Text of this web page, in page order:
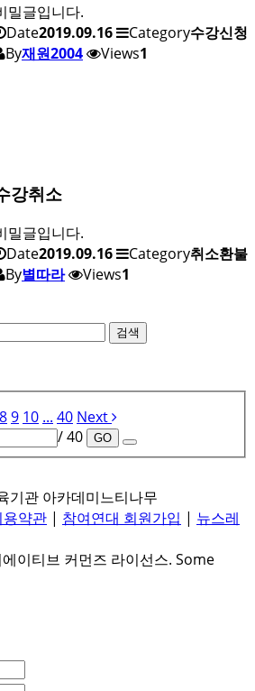
밀글입니다.
Date2019.09.16 Category수강신청
By재원2004 Views1
강취소
밀글입니다.
Date2019.09.16 Category취소환불
By별따라 Views1
검색
89 10 ... 40 Next
/ 40
GO
기관 아카데미느티나무
용약관 | 참여연대 회원가입 | 뉴스레
이티브 커먼즈 라이선스. Some